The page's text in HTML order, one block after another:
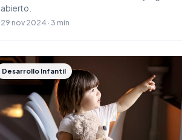
abierto.
29 nov 2024 · 3 min
Desarrollo Infantil